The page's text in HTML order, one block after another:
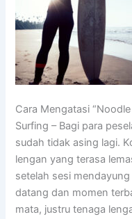
Cara Mengatasi
Surfing – Bagi para
sudah tidak asing lagi.
lengan yang terasa
setelah sesi
datang dan momen
mata, justru tenaga